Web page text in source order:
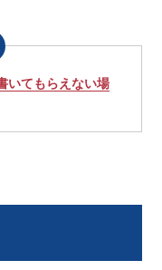
いてもらえない場